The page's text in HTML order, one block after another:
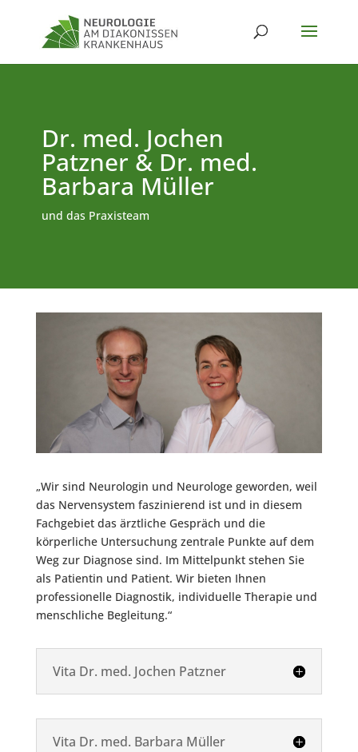
Dr. med. Jochen
Patzner & Dr. med.
Barbara Müller
und das Praxisteam
„Wir sind Neurologin und Neurologe geworden, weil
das Nervensystem faszinierend ist und in diesem
Fachgebiet das ärztliche Gespräch und die
körperliche Untersuchung zentrale Punkte auf dem
Weg zur Diagnose sind. Im Mittelpunkt stehen Sie
als Patientin und Patient. Wir bieten Ihnen
professionelle Diagnostik, individuelle Therapie und
menschliche Begleitung.“
Vita Dr. med. Jochen Patzner
Vita Dr. med. Barbara Müller